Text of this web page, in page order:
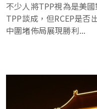
不少人將TPP視為是美
TPP談成，但RCEP是否
中圍堵佈局展現勝利...